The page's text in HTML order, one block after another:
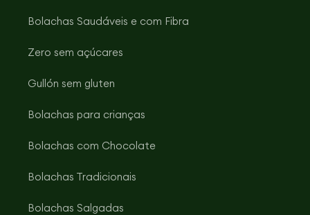
Bolachas Saudáveis e com Fibra
Zero sem açúcares
Gullón sem gluten
Bolachas para crianças
Bolachas com Chocolate
Bolachas Tradicionais
Bolachas Salgadas